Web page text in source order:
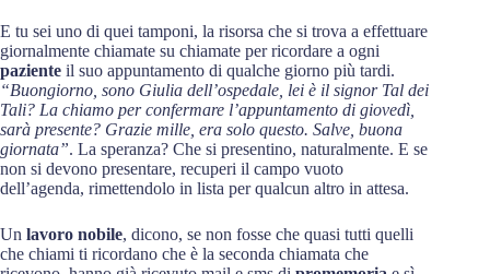
E tu sei uno di quei tamponi, la risorsa che si trova a effettuare
giornalmente chiamate su chiamate per ricordare a ogni
paziente il suo appuntamento di qualche giorno più tardi.
“Buongiorno, sono Giulia dell’ospedale, lei è il signor Tal dei
Tali? La chiamo per confermare l’appuntamento di giovedì,
sarà presente? Grazie mille, era solo questo. Salve, buona
giornata”. La speranza? Che si presentino, naturalmente. E se
non si devono presentare, recuperi il campo vuoto
dell’agenda, rimettendolo in lista per qualcun altro in attesa.
Un lavoro nobile, dicono, se non fosse che quasi tutti quelli
che chiami ti ricordano che è la seconda chiamata che